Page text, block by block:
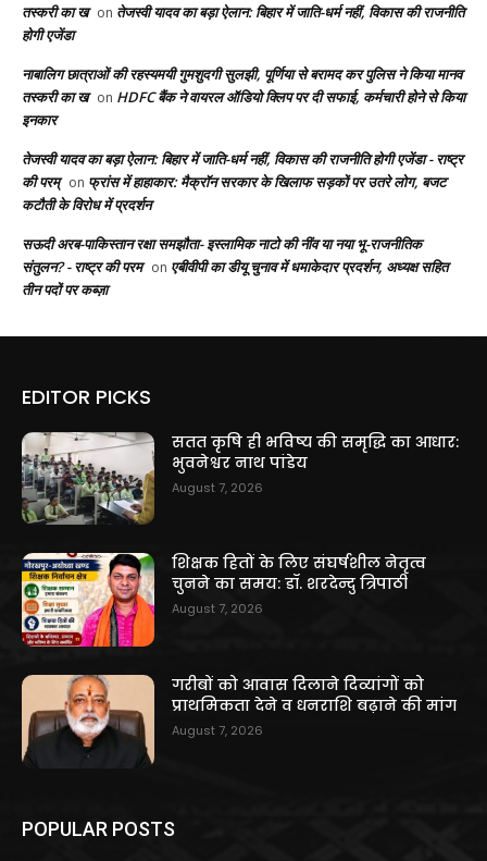
तस्करी का ख on तेजस्वी यादव का बड़ा ऐलान: बिहार में जाति-धर्म नहीं, विकास की राजनीति
होगी एजेंडा
नाबालिग छात्राओं की रहस्यमयी गुमशुदगी सुलझी, पूर्णिया से बरामद कर पुलिस ने किया मानव
तस्करी का ख on HDFC बैंक ने वायरल ऑडियो क्लिप पर दी सफाई, कर्मचारी होने से किया
इनकार
तेजस्वी यादव का बड़ा ऐलान: बिहार में जाति-धर्म नहीं, विकास की राजनीति होगी एजेंडा - राष्ट्र
की परम् on फ्रांस में हाहाकार: मैक्रॉन सरकार के खिलाफ सड़कों पर उतरे लोग, बजट
कटौती के विरोध में प्रदर्शन
सऊदी अरब-पाकिस्तान रक्षा समझौता- इस्लामिक नाटो की नींव या नया भू-राजनीतिक
संतुलन? - राष्ट्र की परम on एबीवीपी का डीयू चुनाव में धमाकेदार प्रदर्शन, अध्यक्ष सहित
तीन पदों पर कब्ज़ा
EDITOR PICKS
सतत कृषि ही भविष्य की समृद्धि का आधार:
भुवनेश्वर नाथ पांडेय
August 7, 2026
शिक्षक हितों के लिए संघर्षशील नेतृत्व
चुनने का समय: डॉ. शरदेन्दु त्रिपाठी
August 7, 2026
गरीबों को आवास दिलाने दिव्यांगों को
प्राथमिकता देने व धनराशि बढ़ाने की मांग
August 7, 2026
POPULAR POSTS